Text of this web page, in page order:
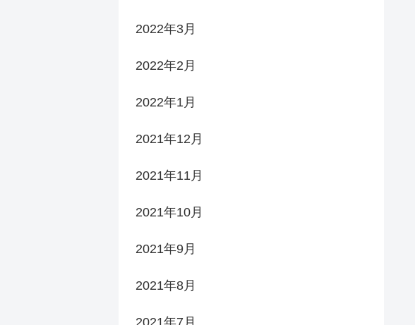
2022年3月
2022年2月
2022年1月
2021年12月
2021年11月
2021年10月
2021年9月
2021年8月
2021年7月